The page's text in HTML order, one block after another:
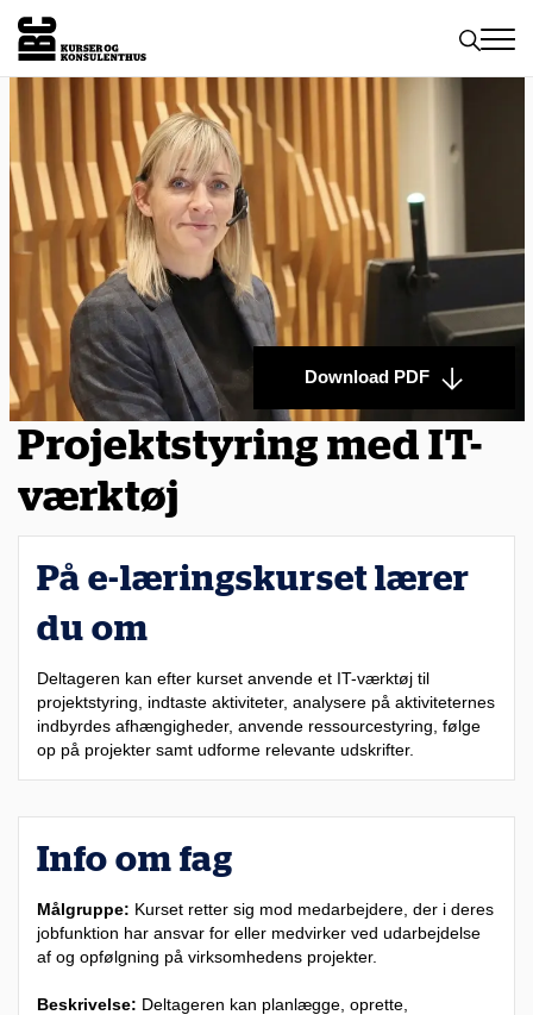
Toggle
Projektstyring med IT-
værktøj
Download PDF
På e-læringskurset lærer
du om
Deltageren kan efter kurset anvende et IT-værktøj til
projektstyring, indtaste aktiviteter, analysere på aktiviteternes
indbyrdes afhængigheder, anvende ressourcestyring, følge
op på projekter samt udforme relevante udskrifter.
Info om fag
Målgruppe: Kurset retter sig mod medarbejdere, der i deres
jobfunktion har ansvar for eller medvirker ved udarbejdelse
af og opfølgning på virksomhedens projekter.
Beskrivelse: Deltageren kan planlægge, oprette,